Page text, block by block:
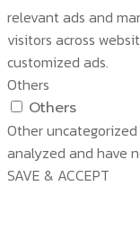
relevant ads and
visitors across
customized ads.
Others
Others
Other
analyzed and have
SAVE & ACCEPT